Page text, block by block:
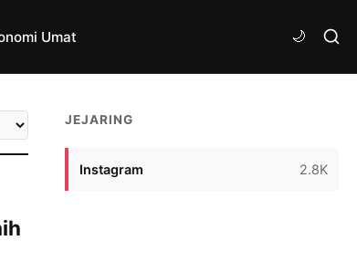
Umat
JEJARING
Instagram 2.8K